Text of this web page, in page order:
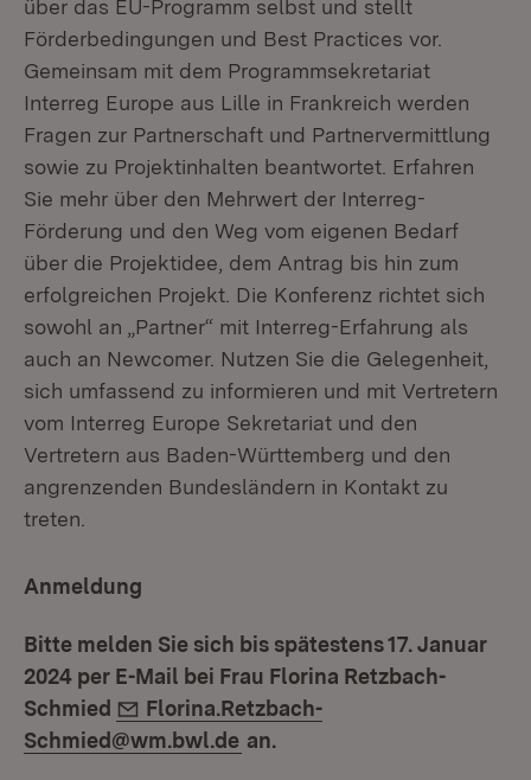
über das EU-Programm selbst und stellt
Förderbedingungen und Best Practices vor.
Gemeinsam mit dem Programmsekretariat
Interreg Europe aus Lille in Frankreich werden
Fragen zur Partnerschaft und Partnervermittlung
sowie zu Projektinhalten beantwortet. Erfahren
Sie mehr über den Mehrwert der Interreg-
Förderung und den Weg vom eigenen Bedarf
über die Projektidee, dem Antrag bis hin zum
erfolgreichen Projekt. Die Konferenz richtet sich
sowohl an „Partner“ mit Interreg-Erfahrung als
auch an Newcomer. Nutzen Sie die Gelegenheit,
sich umfassend zu informieren und mit Vertretern
vom Interreg Europe Sekretariat und den
Vertretern aus Baden-Württemberg und den
angrenzenden Bundesländern in Kontakt zu
treten.
Anmeldung
Bitte melden Sie sich bis spätestens 17. Januar
2024 per E-Mail bei Frau Florina Retzbach-
Schmied
E-Mail:
Florina.Retzbach-
Schmied@wm.bwl.de an.